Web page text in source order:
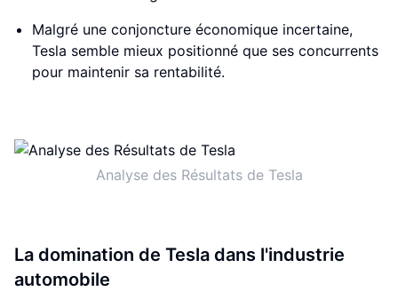
Malgré une conjoncture économique incertaine,
Tesla semble mieux positionné que ses concurrents
pour maintenir sa rentabilité.
Analyse des Résultats de Tesla
La domination de Tesla dans l'industrie
automobile